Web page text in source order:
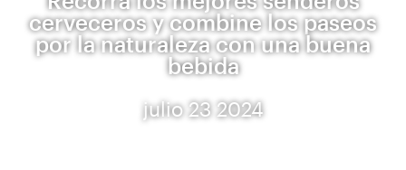
cerveceros y combine los paseos
por la naturaleza con una buena
bebida
julio 23 2024